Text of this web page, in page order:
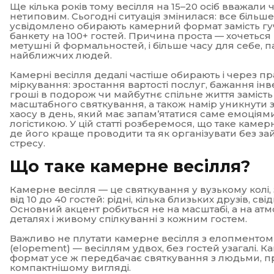
Ще кілька років тому весілля на 15–20 осіб вважали
нетиповим. Сьогодні ситуація змінилася: все
усвідомлено обирають камерний формат замість
банкету на 100+ гостей. Причина проста —
метушні й формальностей, і більше часу для себе,
найближчих людей.
Камерні весілля дедалі частіше обирають і через
міркування: зростання вартості послуг, бажання
гроші в подорож чи майбутнє спільне життя замість
масштабного святкування, а також намір уникнути
хаосу в день, який має запам’ятатися саме
логістикою. У цій статті розберемося, що таке
де його краще проводити та як організувати без
стресу.
Що таке камерне весілля?
Камерне весілля — це святкування у вузькому колі,
від 10 до 40 гостей: рідні, кілька близьких друзів,
Основний акцент робиться не на масштабі, а на
деталях і живому спілкуванні з кожним гостем.
Важливо не плутати камерне весілля з елопментом
(elopement) — весіллям удвох, без гостей узагалі.
формат усе ж передбачає святкування з людьми,
компактнішому вигляді.